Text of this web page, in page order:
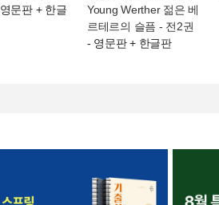
문판 + 한글
Young Werther 젊은 베
르테르의 슬픔 - 전2권
- 영문판 + 한글판